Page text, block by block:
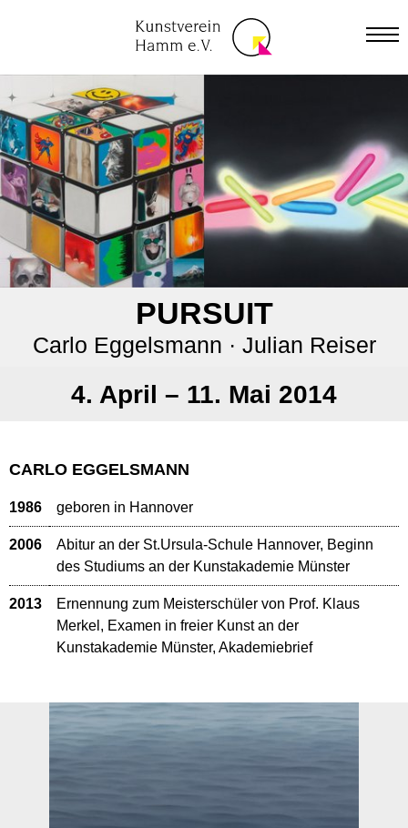
PURSUIT
Carlo Eggelsmann · Julian Reiser
4. April – 11. Mai 2014
CARLO EGGELSMANN
1986 geboren in Hannover
2006
Abitur an der St.Ursula-Schule Hannover, Beginn
des Studiums an der Kunstakademie Münster
2013
Ernennung zum Meisterschüler von Prof. Klaus
Merkel, Examen in freier Kunst an der
Kunstakademie Münster, Akademiebrief
AUSSTELLUNGEN
ARCHIV
VERANSTALTUNGEN
ARCHIV
MITGLIEDSCHAFT
MITGLIED WERDEN
SCHNUPPERMITGLIEDSCHAFT
ONLINE-MITGLIEDSANTRAG
ÜBER UNS
GESCHICHTE
SATZUNG
KONTAKT
DATENSCHUTZ